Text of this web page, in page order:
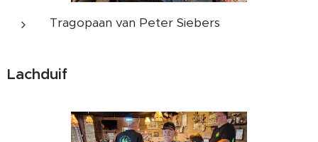
Tragopaan van Peter Siebers
Lachduif